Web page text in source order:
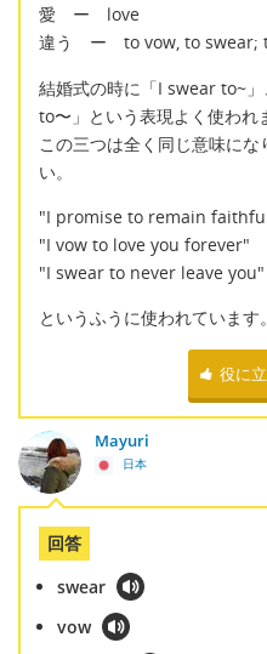
愛 ー love
違う ー to vow, to swear;
結婚式の時に「I swear to~
to〜」という表現よく使われ
この三つは全く同じ意味に
い。
"I promise to remain
"I vow to love you forever"
"I swear to never leave you"
というふうに使われています。
役に
Mayuri
日本
回答
swear
vow